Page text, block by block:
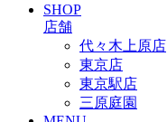
SHOP
店舗
代々木上原店
東京店
東京駅店
三原庭園